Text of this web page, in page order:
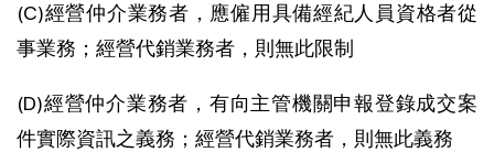
(C)經營仲介業務者，應僱用具備經紀人員資格者從
事業務；經營代銷業務者，則無此限制
(D)經營仲介業務者，有向主管機關申報登錄成交案
件實際資訊之義務；經營代銷業務者，則無此義務